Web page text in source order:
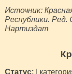
Источник:
Республики. Ред.
Нартиздат
Статус: I